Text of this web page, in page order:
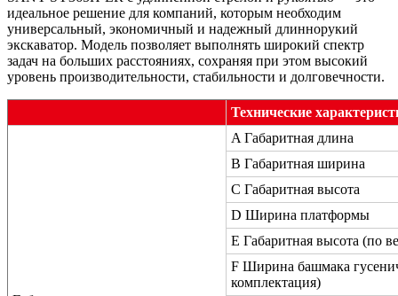
идеальное решение для компаний, которым необходим
универсальный, экономичный и надежный длиннорукий
экскаватор. Модель позволяет выполнять широкий спектр
задач на больших расстояниях, сохраняя при этом высокий
уровень производительности, стабильности и долговечности.
Технические
A Габаритная длина
B Габаритная ширина
C Габаритная высота
D Ширина платформы
E Габаритная высота (по
F Ширина башмака
комплектация)